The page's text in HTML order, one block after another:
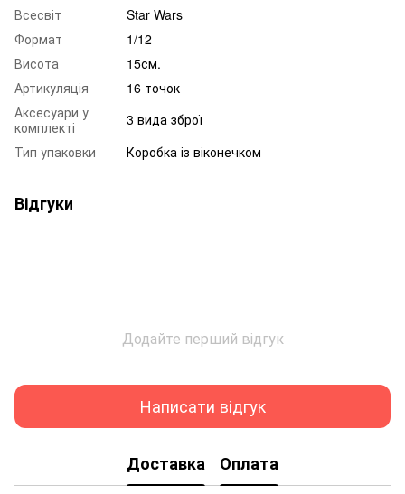
Всесвіт
Star Wars
Формат
1/12
Висота
15см.
Артикуляція
16 точок
Аксесуари у
комплекті
3 вида зброї
Тип упаковки
Коробка із віконечком
Відгуки
Додайте перший відгук
Написати відгук
Доставка Оплата